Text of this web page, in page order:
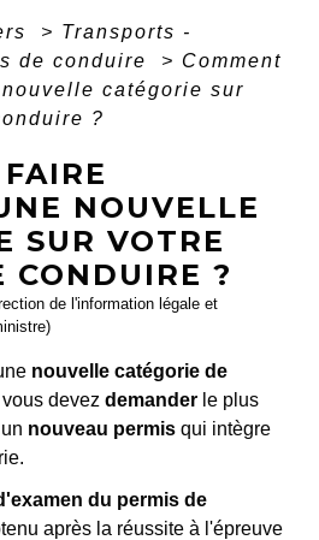
> Transports -
de conduire > Comment
catégorie sur
?
NOUVELLE
SUR VOTRE
CONDUIRE ?
de l'information légale et
nouvelle catégorie de
vous devez demander le plus
nouveau permis qui intègre
du permis de
après la réussite à l'épreuve